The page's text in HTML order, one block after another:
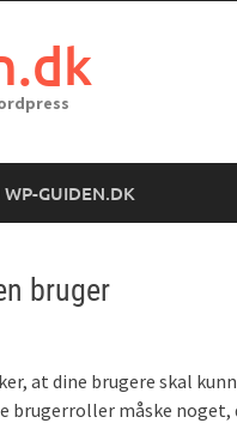
GUIDEN.DK
bruger
at dine brugere skal
brugerroller måske